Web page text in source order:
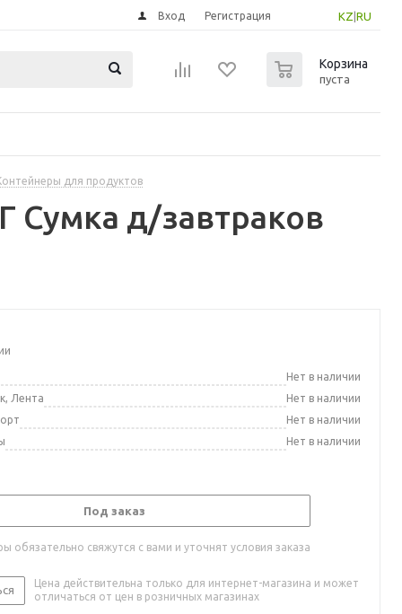
KZ RU
Вход Регистрация
Корзина
пуста
для продуктов
Сумка д/завтраков
Нет в наличии
Лента
Нет в наличии
Нет в наличии
Нет в наличии
Под заказ
обязательно свяжутся с вами и уточнят условия заказа
Цена действительна только для интернет-магазина и может
отличаться от цен в розничных магазинах